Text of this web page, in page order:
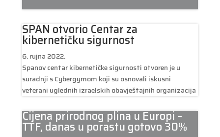
SPAN otvorio Centar za
kibernetičku sigurnost
6. rujna 2022.
Spanov centar kibernetičke sigurnosti otvoren je u
suradnji s Cybergymom koji su osnovali iskusni
veterani uglednih izraelskih obavještajnih organizacija
Cijena prirodnog plina u Europi –
TTF, danas u porastu gotovo 30%